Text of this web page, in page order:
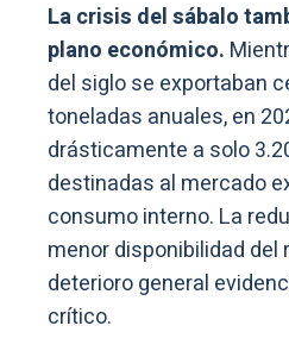
La crisis del sábalo
plano económico.
del siglo se exportaban
toneladas anuales, en
drásticamente a solo
destinadas al mercado
consumo interno. La
menor disponibilidad del
deterioro general
crítico.